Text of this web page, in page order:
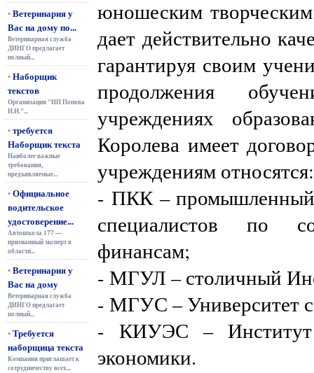
•Ветеринария у
Вас на дому по...
Ветеринарная служба
ДИНГО предлагает
полный...
•Наборщик
текстов
Организация "ИП Попова
Н.Н."...
•требуется
Наборщик текста
Наиболее важные
требования,
предъявляемые...
•Официальное
водительское
удостоверение...
Автошкола 177 —
признанный эксперт в
области...
•Ветеринария у
Вас на дому
Ветеринарная служба
ДИНГО предлагает
полный...
•Требуется
наборщица текста
Компания приглашает к
сотрудничеству всех...
юношеским
дает действительно
гарантируя своим
продолжения
учреждениях
Королева имеет
учреждениям относятся:
- ПКК – промышленный
специалистов по
финансам;
- МГУЛ – столичный
- МГУС – Университет
- КИУЭС – Институт
экономики.